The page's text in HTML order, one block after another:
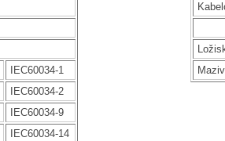
IEC60034-1
IEC60034-2
IEC60034-9
IEC60034-14